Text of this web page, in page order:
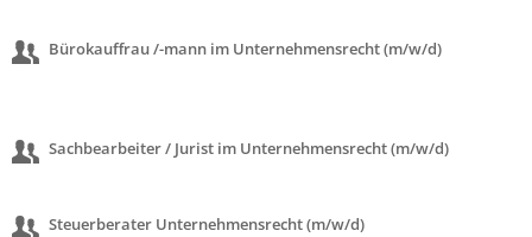
Bürokauffrau /-mann im Unternehmensrecht (m/w/d)
Sachbearbeiter / Jurist im Unternehmensrecht (m/w/d)
Steuerberater Unternehmensrecht (m/w/d)